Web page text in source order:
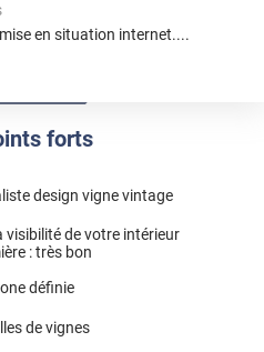
forts
design vigne vintage
visibilité de votre intérieur
: très bon
définie
de vignes
en situation internet....